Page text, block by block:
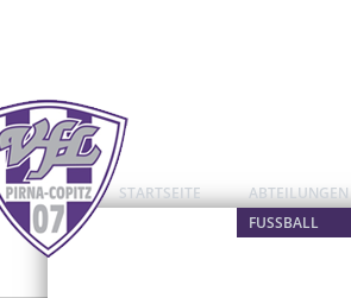
STARTSEITE
ABTEILUNGEN
FUSSBALL